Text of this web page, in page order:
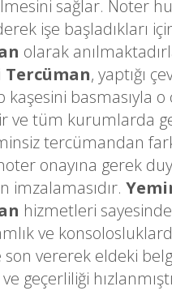
sağlar. Noter
işe başladıkları
olarak
, yaptığı
kaşesini basmasıyla o
ve tüm kurumlarda
tercümandan
onayına gerek
imzalamasıdır.
hizmetleri
ve
son vererek eldeki
geçerliliği